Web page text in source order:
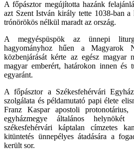
A főpásztor megújította hazánk
azt Szent István király tette 1038-ban
trónörökös nélkül maradt az ország.
A megyéspüspök az ünnepi
hagyományhoz hűen a Magyarok
közbenjárását kérte az egész magyar
magyar emberért, határokon innen és
egyaránt.
A főpásztor a Székesfehérvári
szolgálata és példamutató papi élete
Franz Kaspar apostoli
egyházmegye általános
székesfehérvári káptalan címzetes
kitüntetés ünnepélyes átadására a
került sor.